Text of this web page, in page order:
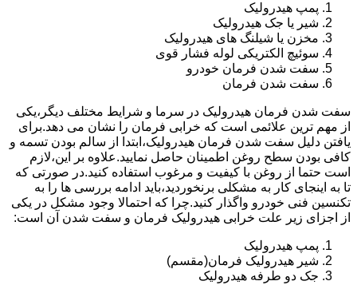
پمپ هیدرولیک
شیر یا جک هیدرولیک
مخزن یا شیلنگ های هیدرولیک
سوئیچ الکتریکی لوله فشار قوی
سفت شدن فرمان خودرو
سفت شدن فرمان
سفت شدن فرمان هیدرولیک در سرما و شرایط مختلف دیگر،یکی
از مهم ترین علائمی است که خرابی فرمان را نشان می دهد.برای
یافتن دلیل سفت شدن فرمان هیدرولیک،ابتدا از سالم بودن تسمه و
کافی بودن سطح روغن اطمینان حاصل نمایید.علاوه بر این،لازم
است حتما از روغن با کیفیت و مرغوب استفاده کنید.در صورتی که
تا به اینجای کار به مشکلی برنخوردید،باید ادامه بررسی ها را به
تکنسین فنی خودرو واگذار کنید.چرا که احتمالا وجود مشکل در یکی
از اجزای زیر علت خرابی هیدرولیک فرمان و سفت شدن آن است:
پمپ هیدرولیک
شیر هیدرولیک فرمان(مقسم)
جک دو طرفه هیدرولیک